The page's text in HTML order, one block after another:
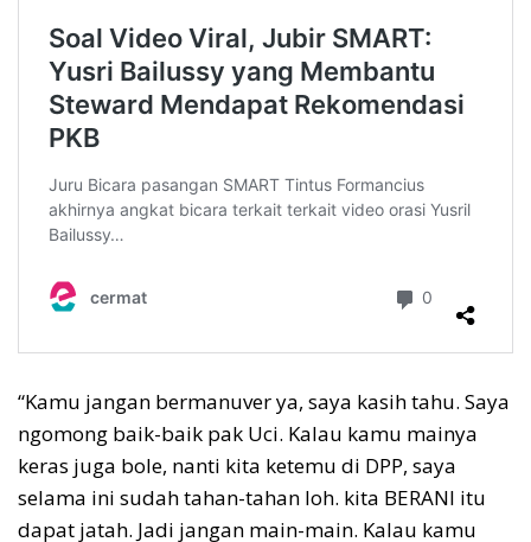
“Kamu jangan bermanuver ya, saya kasih tahu. Saya
ngomong baik-baik pak Uci. Kalau kamu mainya
keras juga bole, nanti kita ketemu di DPP, saya
selama ini sudah tahan-tahan loh. kita BERANI itu
dapat jatah. Jadi jangan main-main. Kalau kamu